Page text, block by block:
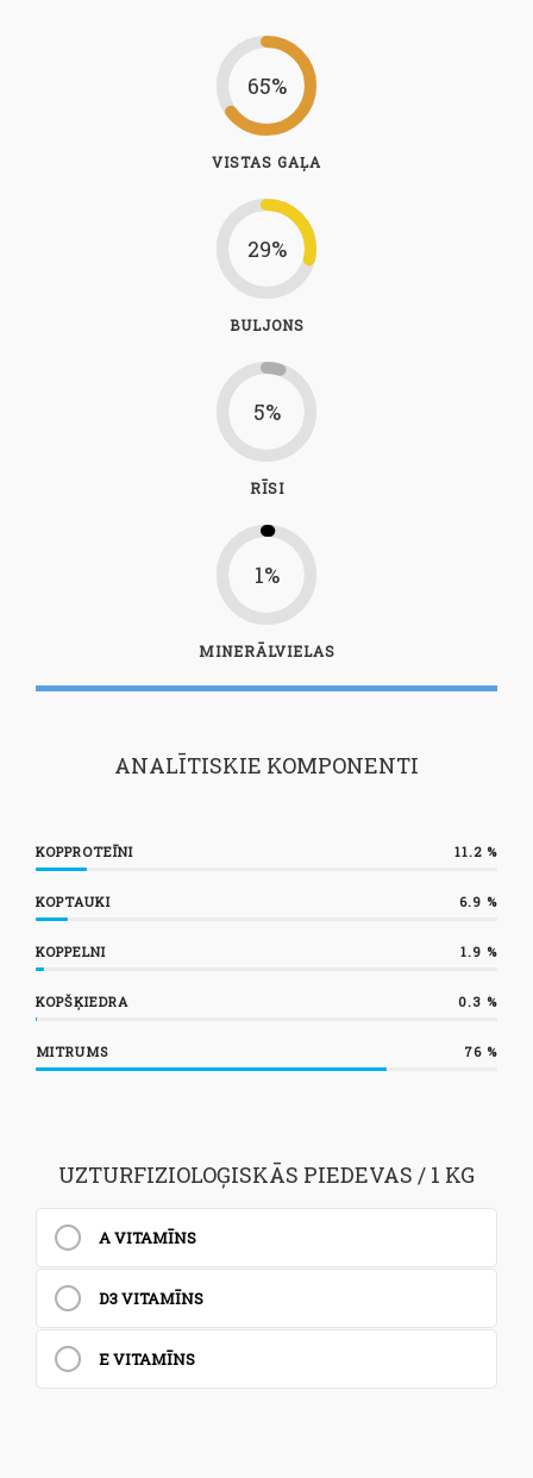
65%
VISTAS GAĻA
29%
BULJONS
5%
RĪSI
1%
MINERĀLVIELAS
ANALĪTISKIE KOMPONENTI
KOPPROTEĪNI 11.2 %
KOPTAUKI 6.9 %
KOPPELNI 1.9 %
KOPŠĶIEDRA 0.3 %
MITRUMS 76 %
UZTURFIZIOLOĢISKĀS PIEDEVAS / 1 KG
A VITAMĪNS
D3 VITAMĪNS
E VITAMĪNS